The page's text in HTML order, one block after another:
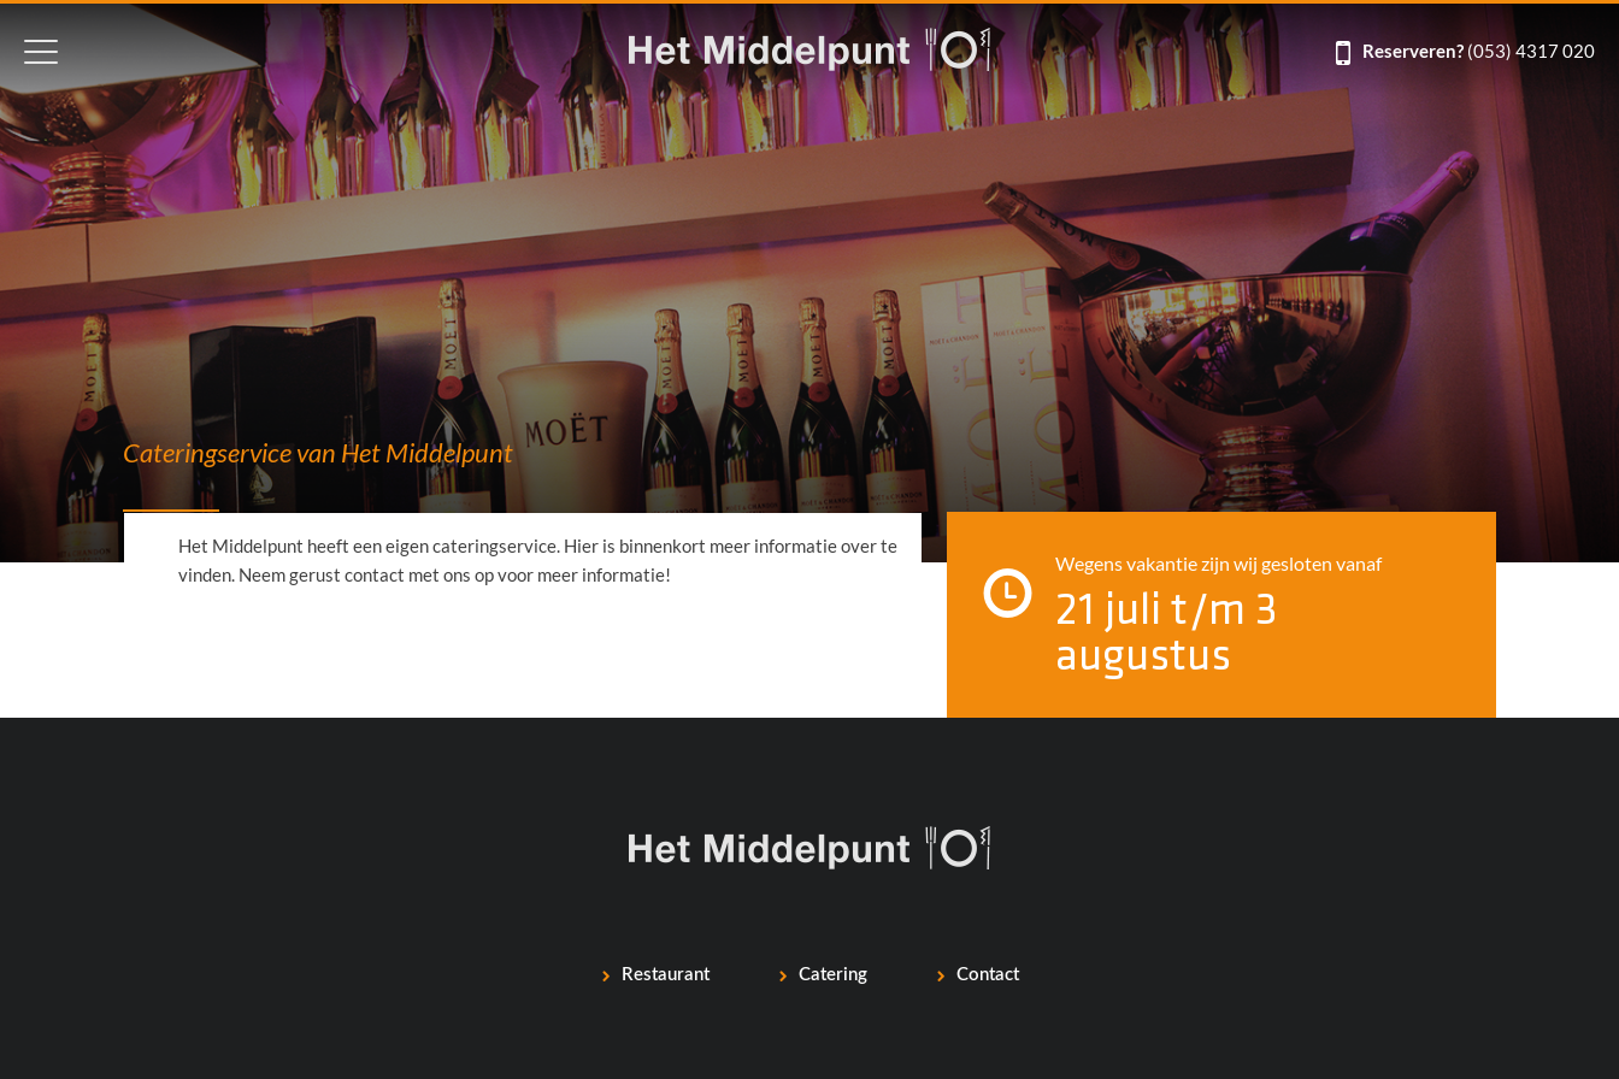
Restaurant
Catering
Reserveren?(053) 4317 020
Cateringservice van Het Middelpunt
Het Middelpunt heeft een eigen cateringservice. Hier is binnenkort meer informatie over te
vinden. Neem gerust contact met ons op voor meer informatie!
Wegens vakantie zijn wij gesloten vanaf
21 juli t/m 3
augustus
Restaurant Catering Contact